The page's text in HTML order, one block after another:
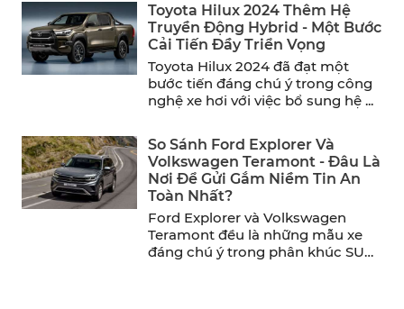
Toyota Hilux 2024 Thêm Hệ
Truyền Động Hybrid - Một Bước
Cải Tiến Đầy Triển Vọng
Toyota Hilux 2024 đã đạt một
bước tiến đáng chú ý trong công
nghệ xe hơi với việc bổ sung hệ ...
So Sánh Ford Explorer Và
Volkswagen Teramont - Đâu Là
Nơi Để Gửi Gắm Niềm Tin An
Toàn Nhất?
Ford Explorer và Volkswagen
Teramont đều là những mẫu xe
đáng chú ý trong phân khúc SUV